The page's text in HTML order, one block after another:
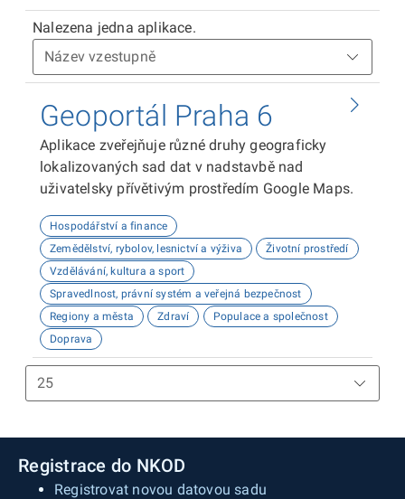
Nalezena jedna aplikace.
Geoportál Praha 6
Aplikace zveřejňuje různé druhy geograficky
lokalizovaných sad dat v nadstavbě nad
uživatelsky přívětivým prostředím Google Maps.
Hospodářství a finance
Zemědělství, rybolov, lesnictví a výživa
Životní prostředí
Vzdělávání, kultura a sport
Spravedlnost, právní systém a veřejná bezpečnost
Regiony a města
Zdraví
Populace a společnost
Doprava
Registrace do NKOD
Registrovat novou datovou sadu